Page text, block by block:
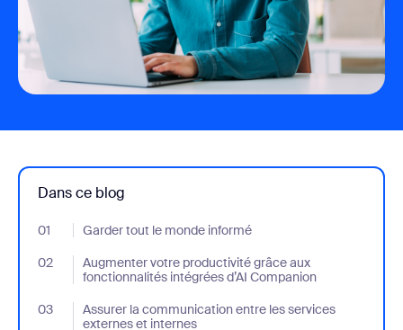
Dans ce blog
01 Garder tout le monde informé
- Jumplink to Garder tout le monde informé
02
Augmenter votre productivité grâce aux
fonctionnalités intégrées d’AI Companion
- Jumplink to Augmenter votre productivité grâce aux
03
Assurer la communication entre les services
externes et internes
- Jumplink to Assurer la communication entre les services